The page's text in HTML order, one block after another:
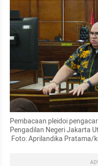
Pembacaan pleidoi
Pengadilan Negeri Jakarta
Foto: Aprilandika Pratama/